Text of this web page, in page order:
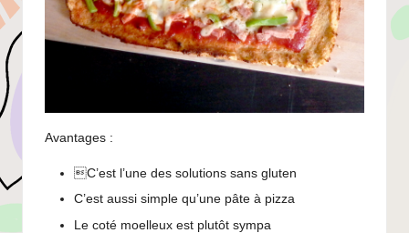
Avantages :
C’est l’une des solutions sans gluten
C’est aussi simple qu’une pâte à pizza
Le coté moelleux est plutôt sympa